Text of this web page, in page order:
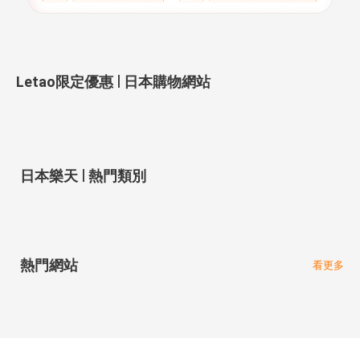
Letao限定優惠 | 日本購物網站
日本樂天 | 熱門類別
熱門網站 看更多